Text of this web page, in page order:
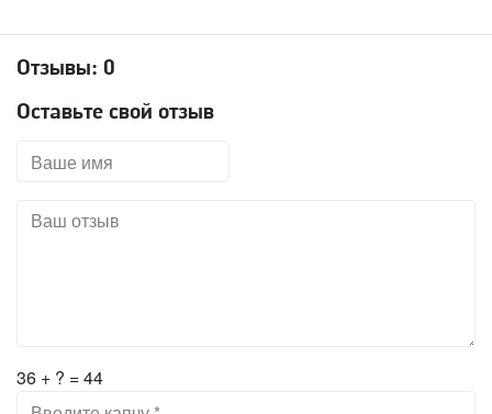
Отзывы: 0
Оставьте свой отзыв
36 + ? = 44